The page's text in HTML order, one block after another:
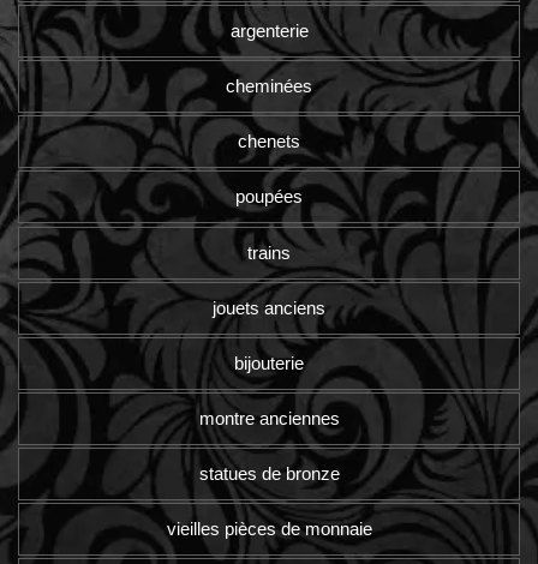
argenterie
cheminées
chenets
poupées
trains
jouets anciens
bijouterie
montre anciennes
statues de bronze
vieilles pièces de monnaie